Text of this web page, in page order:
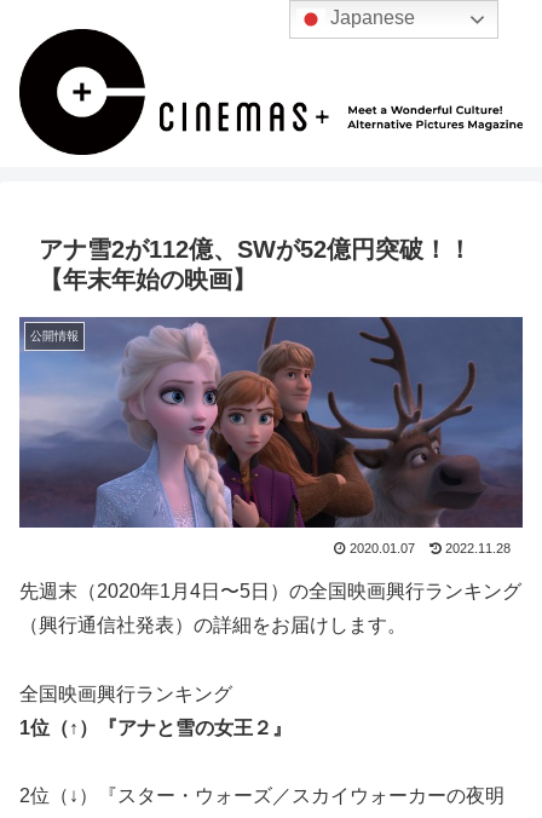
アナ雪2が112億、SWが52億円突破！！
【年末年始の映画】
公開情報
2020.01.07 2022.11.28
先週末（2020年1月4日〜5日）の全国映画興行ランキング
（興行通信社発表）の詳細をお届けします。
全国映画興行ランキング
1位（↑）『アナと雪の女王２』
2位（↓）『スター・ウォーズ／スカイウォーカーの夜明
Japanese